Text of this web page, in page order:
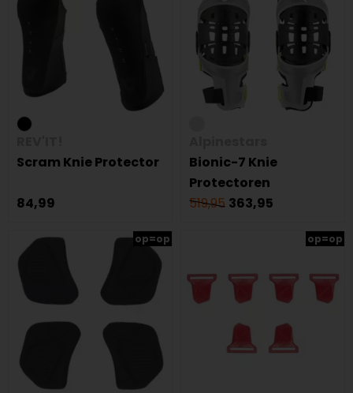
Scram Knie Protector
84,99
Bionic-7 Knie
Protectoren
519,95 363,95
op=op op=op